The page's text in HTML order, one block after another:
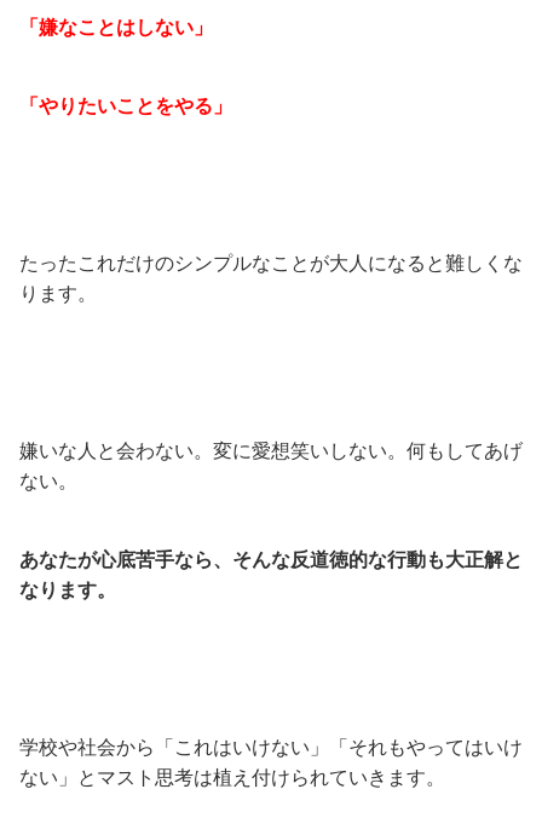
「嫌なことはしない」
「やりたいことをやる」
たったこれだけのシンプルなことが大人になると難しくな
ります。
嫌いな人と会わない。変に愛想笑いしない。何もしてあげ
ない。
あなたが心底苦手なら、そんな反道徳的な行動も大正解と
なります。
学校や社会から「これはいけない」「それもやってはいけ
ない」とマスト思考は植え付けられていきます。